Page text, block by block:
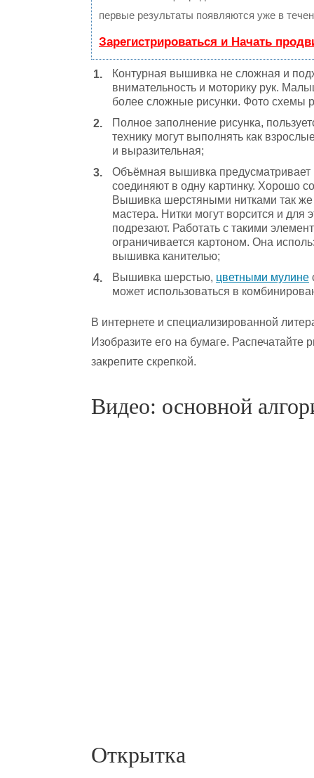
первые результаты появляются уже в
Зарегистрироваться и Начать
Контурная вышивка не сложная и
внимательность и моторику рук.
более сложные рисунки. Фото схемы
Полное заполнение рисунка,
технику могут выполнять как
и выразительная;
Объёмная вышивка предусматривает
соединяют в одну картинку. Хорошо
Вышивка шерстяными нитками так же
мастера. Нитки могут ворсится и
подрезают. Работать с такими
ограничивается картоном. Она
вышивка канителью;
Вышивка шерстью, цветными мулине
может использоваться в
В интернете и специализированной
Изобразите его на бумаге. Распечатайте
закрепите скрепкой.
Видео: основной
Открытка